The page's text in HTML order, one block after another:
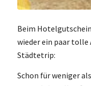
Beim
wieder ein paar tolle
Städtetrip:
Schon für weniger